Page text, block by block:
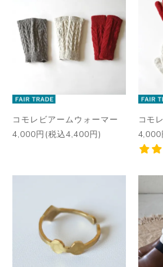
コモレビアームウォーマー
4,000円(税込4,400円)
コモ